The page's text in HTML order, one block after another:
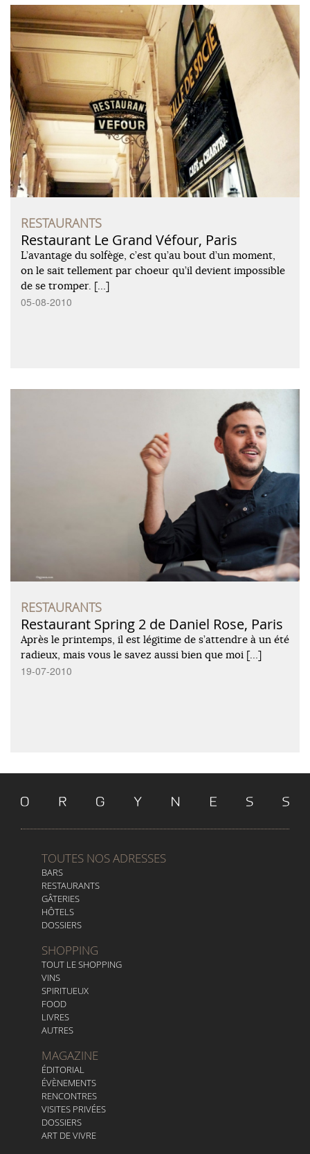
RESTAURANTS
Restaurant Le Grand Véfour, Paris
L’avantage du solfège, c’est qu’au bout d’un moment,
on le sait tellement par choeur qu’il devient impossible
de se tromper. […]
05-08-2010
RESTAURANTS
Restaurant Spring 2 de Daniel Rose, Paris
Après le printemps, il est légitime de s’attendre à un été
radieux, mais vous le savez aussi bien que moi […]
19-07-2010
TOUTES NOS ADRESSES
BARS
RESTAURANTS
GÂTERIES
HÔTELS
DOSSIERS
SHOPPING
TOUT LE SHOPPING
VINS
SPIRITUEUX
FOOD
LIVRES
AUTRES
MAGAZINE
ÉDITORIAL
ÉVÈNEMENTS
RENCONTRES
VISITES PRIVÉES
DOSSIERS
ART DE VIVRE